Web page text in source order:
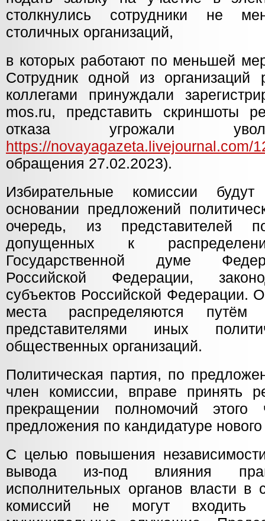
столкнулись сотрудники не
столичных организаций,
в которых работают по меньшей
Сотрудник одной из организаций
коллегами принуждали
mos.ru, представить скриншоты
отказа угрожали
https://novayagazeta.livejournal.com/
обращения 27.02.2023).
Избирательные комиссии
основании предложений
очередь, из представителей
допущенных к
Государственной думе
Российской Федерации,
субъектов Российской Федерации.
места распределяются путём
представителями иных
общественных организаций.
Политическая партия, по
член комиссии, вправе принять
прекращении полномочий
предложения по кандидатуре
С целью повышения
вывода из-под влияния
исполнительных органов власти в
комиссий не могут входить